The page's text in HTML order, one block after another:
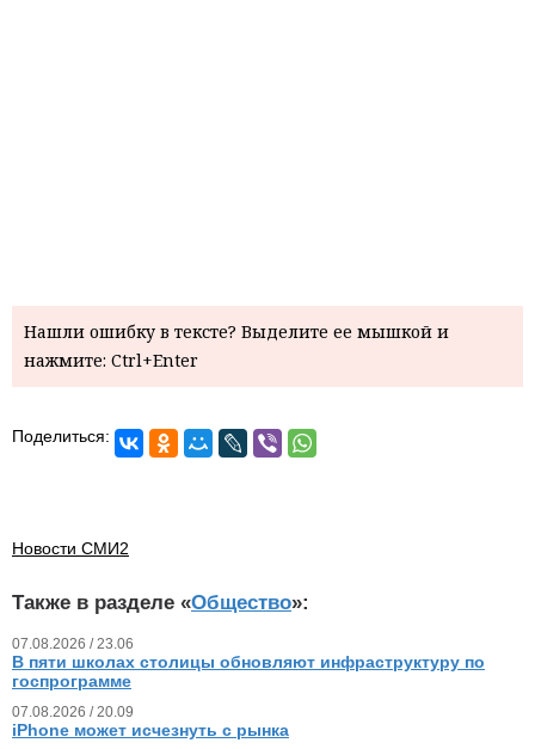
Нашли ошибку в тексте? Выделите ее мышкой и
нажмите: Ctrl+Enter
Поделиться:
Новости СМИ2
Также в разделе «Общество»:
07.08.2026 / 23.06
В пяти школах столицы обновляют инфраструктуру по
госпрограмме
07.08.2026 / 20.09
iPhone может исчезнуть с рынка